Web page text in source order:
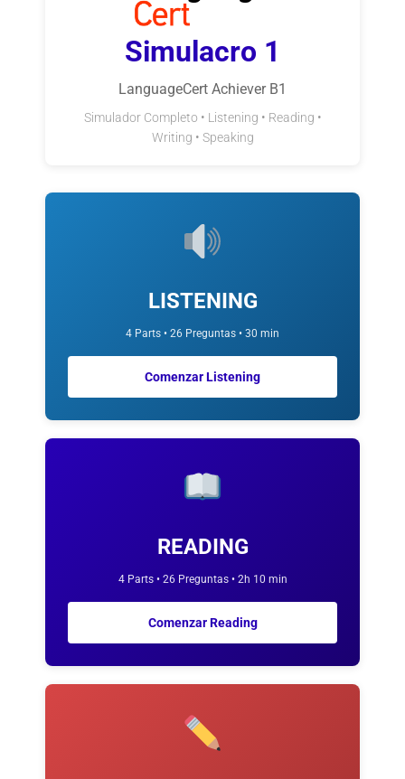
Simulacro 1
LanguageCert Achiever B1
Simulador Completo • Listening • Reading •
Writing • Speaking
LISTENING
4 Parts • 26 Preguntas • 30 min
Comenzar Listening
READING
4 Parts • 26 Preguntas • 2h 10 min
Comenzar Reading